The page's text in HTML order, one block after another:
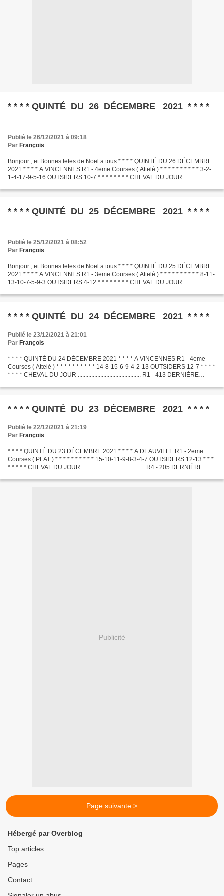
* * * * QUINTÉ DU 26 DÉCEMBRE 2021 * * * *
Publié le 26/12/2021 à 09:18
Par François
Bonjour , et Bonnes fetes de Noel a tous * * * * QUINTÉ DU 26 DÉCEMBRE
2021 * * * * A VINCENNES R1 - 4eme Courses ( Attelé ) * * * * * * * * * * 3-2-
1-4-17-9-5-16 OUTSIDERS 10-7 * * * * * * * * CHEVAL DU JOUR
* * * * QUINTÉ DU 25 DÉCEMBRE 2021 * * * *
Publié le 25/12/2021 à 08:52
Par François
Bonjour , et Bonnes fetes de Noel a tous * * * * QUINTÉ DU 25 DÉCEMBRE
2021 * * * * A VINCENNES R1 - 3eme Courses ( Attelé ) * * * * * * * * * * 8-11-
13-10-7-5-9-3 OUTSIDERS 4-12 * * * * * * * * CHEVAL DU JOUR
* * * * QUINTÉ DU 24 DÉCEMBRE 2021 * * * *
Publié le 23/12/2021 à 21:01
Par François
* * * * QUINTÉ DU 24 DÉCEMBRE 2021 * * * * A VINCENNES R1 - 4eme
Courses ( Attelé ) * * * * * * * * * * 14-8-15-6-9-4-2-13 OUTSIDERS 12-7 * * * *
* * * * CHEVAL DU JOUR .......................................... R1 - 413 DERNIÈRE
* * * * QUINTÉ DU 23 DÉCEMBRE 2021 * * * *
Publié le 22/12/2021 à 21:19
Par François
* * * * QUINTÉ DU 23 DÉCEMBRE 2021 * * * * A DEAUVILLE R1 - 2eme
Courses ( PLAT ) * * * * * * * * * * 15-10-11-9-8-3-4-7 OUTSIDERS 12-13 * * *
* * * * * CHEVAL DU JOUR .......................................... R4 - 205 DERNIÈRE
Publicité
Page suivante >
Hébergé par Overblog
Top articles
Pages
Contact